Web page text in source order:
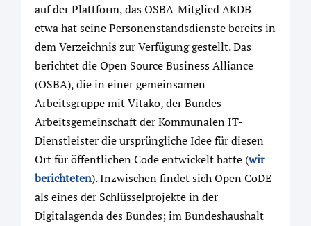
auf der Plattform, das OSBA-Mitglied AKDB
etwa hat seine Personenstandsdienste bereits in
dem Verzeichnis zur Verfügung gestellt. Das
berichtet die Open Source Business Alliance
(OSBA), die in einer gemeinsamen
Arbeitsgruppe mit Vitako, der Bundes-
Arbeitsgemeinschaft der Kommunalen IT-
Dienstleister die ursprüngliche Idee für diesen
Ort für öffentlichen Code entwickelt hatte (wir
berichteten). Inzwischen findet sich Open CoDE
als eines der Schlüsselprojekte in der
Digitalagenda des Bundes; im Bundeshaushalt